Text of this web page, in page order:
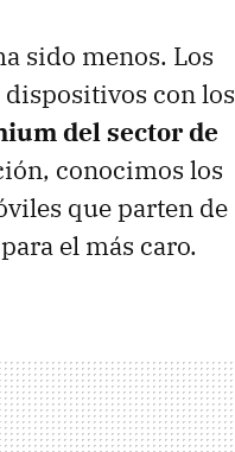
sido menos. Los
con los
del sector de
conocimos los
que parten de
el más caro.